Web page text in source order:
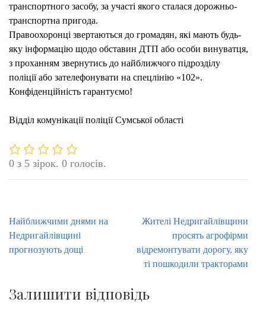
транспортного засобу, за участі якого сталася дорожньо-
транспортна пригода.
Правоохоронці звертаються до громадян, які мають будь-
яку інформацію щодо обставин ДТП або особи винуватця,
з проханням звернутись до найближчого підрозділу
поліції або зателефонувати на спецлінію «102».
Конфіденційність гарантуємо!
Відділ комунікації поліції Сумської області
0 з 5 зірок. 0 голосів.
Навігація
записів
Найближчими днями на
Недригайлівщині
прогнозують дощі
Жителі Недригайлівщини
просять агрофірми
відремонтувати дорогу, яку
ті пошкодили тракторами
Залишити відповідь